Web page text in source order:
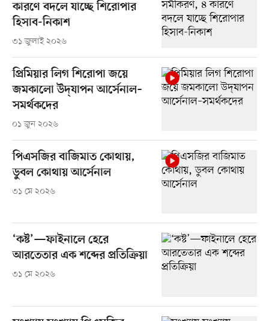
কারণে বদলে যাচ্ছে শিরোপার
হিসাব-নিকাশ
৩১ জুলাই ২০২৬
প্রিমিয়ার লিগ শিরোপা জয়ে
জমকালো উদ্‌যাপন আর্সেনাল–
সমর্থকদের
০১ জুন ২০২৬
পিএসজির বাজিমাত কোথায়,
ডুবল কোথায় আর্সেনাল
৩১ মে ২০২৬
‘কষ্ট’—ফাইনালে হেরে
আরতেতার এক শব্দের প্রতিক্রিয়া
৩১ মে ২০২৬